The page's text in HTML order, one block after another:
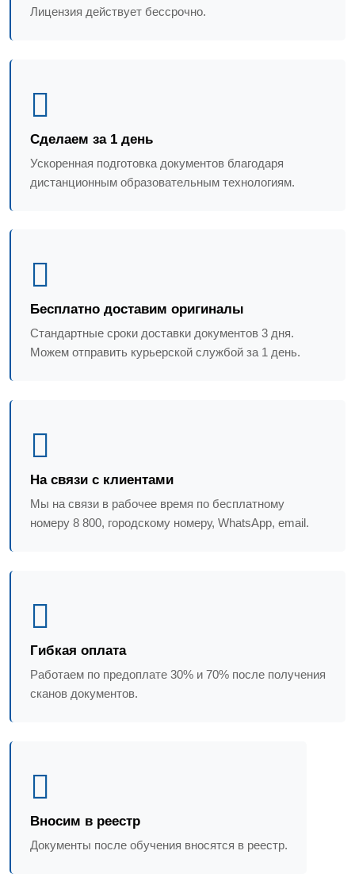
Лицензия действует бессрочно.
Сделаем за 1 день
Ускоренная подготовка документов благодаря
дистанционным образовательным технологиям.
Бесплатно доставим оригиналы
Стандартные сроки доставки документов 3 дня.
Можем отправить курьерской службой за 1 день.
На связи с клиентами
Мы на связи в рабочее время по бесплатному
номеру 8 800, городскому номеру, WhatsApp, email.
Гибкая оплата
Работаем по предоплате 30% и 70% после получения
сканов документов.
Вносим в реестр
Документы после обучения вносятся в реестр.